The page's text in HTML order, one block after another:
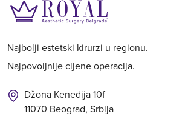
Najbolji estetski kirurzi u regionu.
Najpovoljnije cijene operacija.
Džona Kenedija 10f
11070 Beograd, Srbija